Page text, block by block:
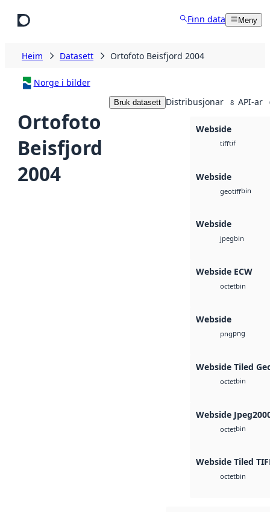
Finn data Meny
Heim Datasett Ortofoto Beisfjord 2004
Norge i bilder
Ortofoto
Beisfjord
2004
Bruk datasett Distribusjonar 8 API-ar
Webside
tifftif
Webside
geotiffbin
Webside
jpegbin
Webside ECW
octetbin
Webside
pngpng
Webside Tiled
octetbin
Webside
octetbin
Webside Tiled
octetbin